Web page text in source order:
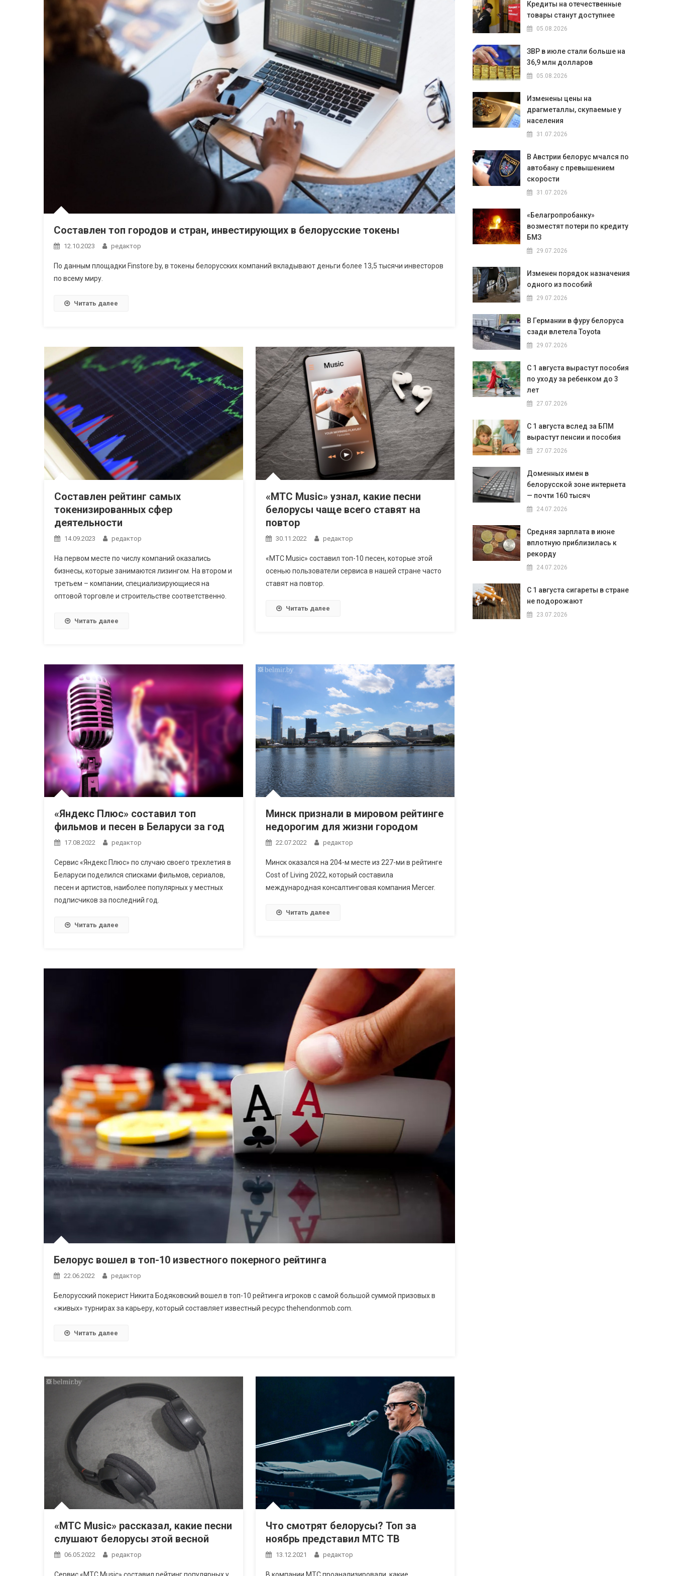
Составлен топ городов и стран, инвестирующих в белорусские токены
12.10.2023 редактор
По данным площадки Finstore.by, в токены белорусских компаний вкладывают деньги более 13,5 тысячи инвесторов
по всему миру.
Читать далее
Cоставлен рейтинг самых
токенизированных сфер
деятельности
14.09.2023 редактор
На первом месте по числу компаний оказались
бизнесы, которые занимаются лизингом. На втором и
третьем – компании, специализирующиеся на
оптовой торговле и строительстве соответственно.
Читать далее
«МТС Music» узнал, какие песни
белорусы чаще всего ставят на
повтор
30.11.2022 редактор
«МТС Music» составил топ-10 песен, которые этой
осенью пользователи сервиса в нашей стране часто
ставят на повтор.
Читать далее
«Яндекс Плюс» составил топ
фильмов и песен в Беларуси за год
17.08.2022 редактор
Сервис «Яндекс Плюс» по случаю своего трехлетия в
Беларуси поделился списками фильмов, сериалов,
песен и артистов, наиболее популярных у местных
подписчиков за последний год.
Читать далее
Минск признали в мировом рейтинге
недорогим для жизни городом
22.07.2022 редактор
Минск оказался на 204-м месте из 227-ми в рейтинге
Cost of Living 2022, который составила
международная консалтинговая компания Mercer.
Читать далее
Белорус вошел в топ-10 известного покерного рейтинга
22.06.2022 редактор
Белорусский покерист Никита Бодяковский вошел в топ-10 рейтинга игроков с самой большой суммой призовых в
«живых» турнирах за карьеру, который составляет известный ресурс thehendonmob.com.
Читать далее
«МТС Music» рассказал, какие песни
слушают белорусы этой весной
06.05.2022 редактор
Что смотрят белорусы? Топ за
ноябрь представил МТС ТВ
13.12.2021 редактор
Кредиты на отечественные
товары станут доступнее
05.08.2026
ЗВР в июле стали больше на
36,9 млн долларов
05.08.2026
Изменены цены на
драгметаллы, скупаемые у
населения
31.07.2026
В Австрии белорус мчался по
автобану с превышением
скорости
31.07.2026
«Белагропробанку»
возместят потери по кредиту
БМЗ
29.07.2026
Изменен порядок назначения
одного из пособий
29.07.2026
В Германии в фуру белоруса
сзади влетела Toyota
29.07.2026
С 1 августа вырастут пособия
по уходу за ребенком до 3
лет
27.07.2026
С 1 августа вслед за БПМ
вырастут пенсии и пособия
27.07.2026
Доменных имен в
белорусской зоне интернета
— почти 160 тысяч
24.07.2026
Средняя зарплата в июне
вплотную приблизилась к
рекорду
24.07.2026
С 1 августа сигареты в стране
не подорожают
23.07.2026